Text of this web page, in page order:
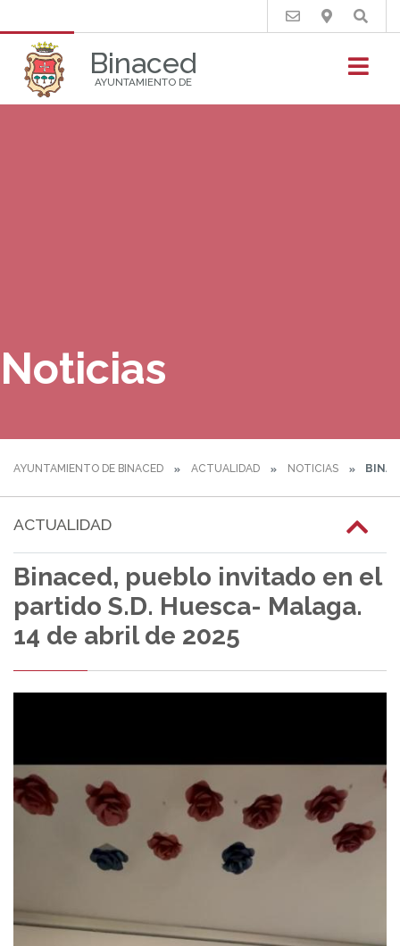
Binaced
AYUNTAMIENTO DE
Buscar
Noticias
AYUNTAMIENTO DE BINACED ACTUALIDAD NOTICIAS
ACTUALIDAD
Binaced, pueblo invitado en el
partido S.D. Huesca- Malaga.
14 de abril de 2025